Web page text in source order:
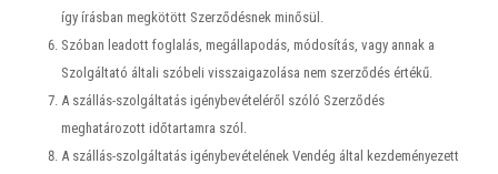
így írásban megkötött Szerződésnek minősül.
Szóban leadott foglalás, megállapodás, módosítás, vagy annak a
Szolgáltató általi szóbeli visszaigazolása nem szerződés értékű.
A szállás-szolgáltatás igénybevételéről szóló Szerződés
meghatározott időtartamra szól.
A szállás-szolgáltatás igénybevételének Vendég által kezdeményezett